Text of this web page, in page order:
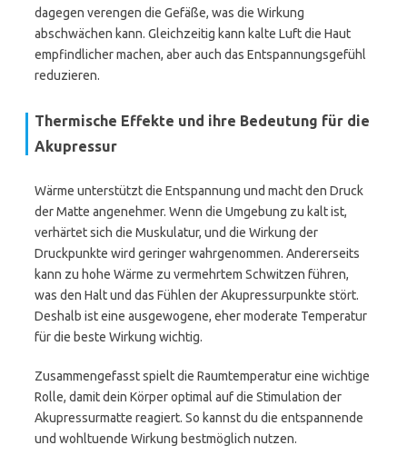
dagegen verengen die Gefäße, was die Wirkung
abschwächen kann. Gleichzeitig kann kalte Luft die Haut
empfindlicher machen, aber auch das Entspannungsgefühl
reduzieren.
Thermische Effekte und ihre Bedeutung für die
Akupressur
Wärme unterstützt die Entspannung und macht den Druck
der Matte angenehmer. Wenn die Umgebung zu kalt ist,
verhärtet sich die Muskulatur, und die Wirkung der
Druckpunkte wird geringer wahrgenommen. Andererseits
kann zu hohe Wärme zu vermehrtem Schwitzen führen,
was den Halt und das Fühlen der Akupressurpunkte stört.
Deshalb ist eine ausgewogene, eher moderate Temperatur
für die beste Wirkung wichtig.
Zusammengefasst spielt die Raumtemperatur eine wichtige
Rolle, damit dein Körper optimal auf die Stimulation der
Akupressurmatte reagiert. So kannst du die entspannende
und wohltuende Wirkung bestmöglich nutzen.